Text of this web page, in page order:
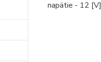
napätie - 12 [V]